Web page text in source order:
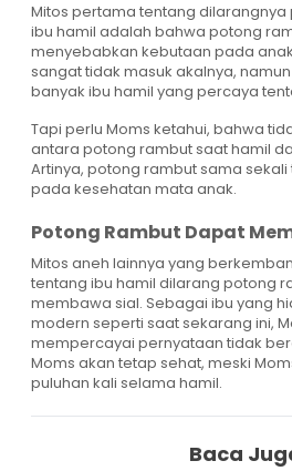
Mitos pertama tentang
ibu hamil adalah bahwa potong
menyebabkan kebutaan pada
sangat tidak masuk akalnya,
banyak ibu hamil yang percaya
Tapi perlu Moms ketahui, bahwa
antara potong rambut saat hamil
Artinya, potong rambut sama
pada kesehatan mata anak.
Potong Rambut Dapat
Mitos aneh lainnya yang
tentang ibu hamil dilarang potong
membawa sial. Sebagai ibu yang
modern seperti saat sekarang ini,
mempercayai pernyataan tidak
Moms akan tetap sehat, meski
puluhan kali selama hamil.
Baca